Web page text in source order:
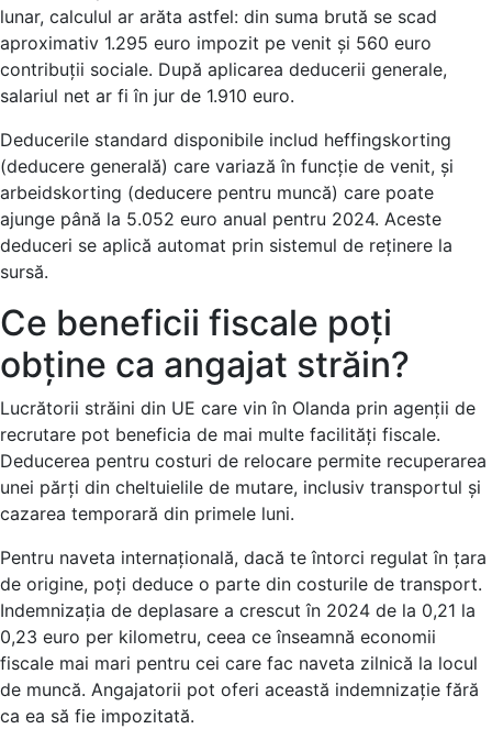
lunar, calculul ar arăta astfel: din suma brută se scad
aproximativ 1.295 euro impozit pe venit și 560 euro
contribuții sociale. După aplicarea deducerii generale,
salariul net ar fi în jur de 1.910 euro.
Deducerile standard disponibile includ heffingskorting
(deducere generală) care variază în funcție de venit, și
arbeidskorting (deducere pentru muncă) care poate
ajunge până la 5.052 euro anual pentru 2024. Aceste
deduceri se aplică automat prin sistemul de reținere la
sursă.
Ce beneficii fiscale poți
obține ca angajat străin?
Lucrătorii străini din UE care vin în Olanda prin agenții de
recrutare pot beneficia de mai multe facilități fiscale.
Deducerea pentru costuri de relocare permite recuperarea
unei părți din cheltuielile de mutare, inclusiv transportul și
cazarea temporară din primele luni.
Pentru naveta internațională, dacă te întorci regulat în țara
de origine, poți deduce o parte din costurile de transport.
Indemnizația de deplasare a crescut în 2024 de la 0,21 la
0,23 euro per kilometru, ceea ce înseamnă economii
fiscale mai mari pentru cei care fac naveta zilnică la locul
de muncă. Angajatorii pot oferi această indemnizație fără
ca ea să fie impozitată.